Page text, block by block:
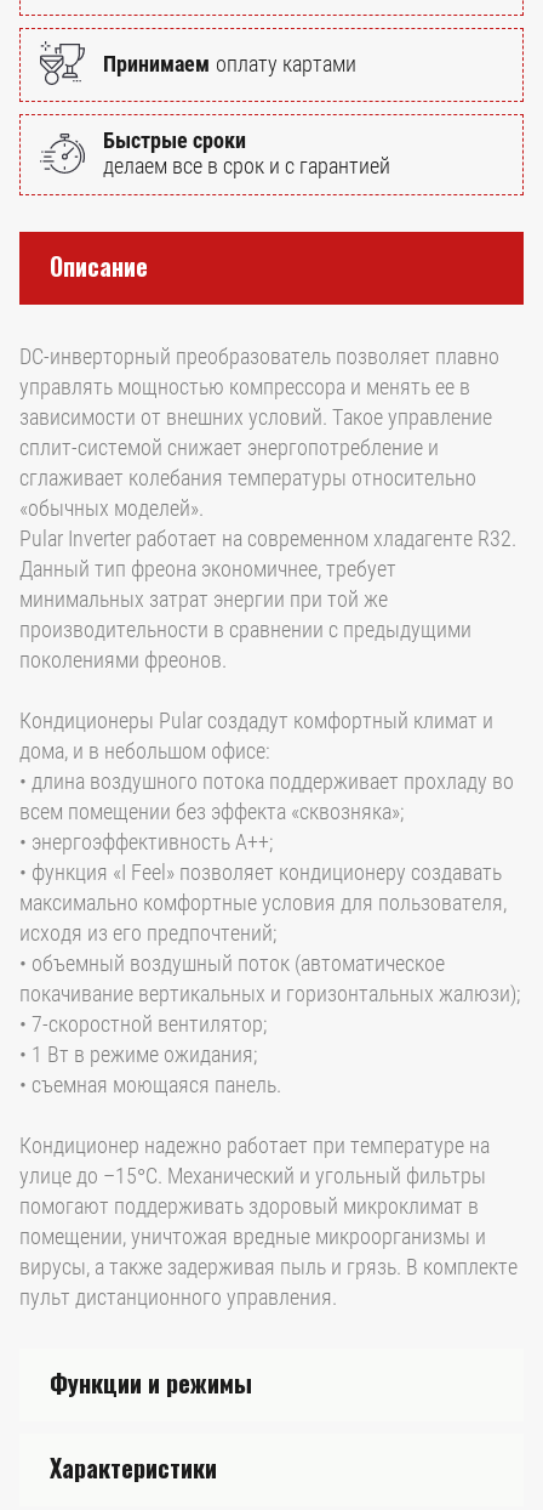
Принимаем оплату картами
Быстрые сроки
делаем все в срок и с гарантией
Описание
DC-инверторный преобразователь позволяет плавно
управлять мощностью компрессора и менять ее в
зависимости от внешних условий. Такое управление
сплит-системой снижает энергопотребление и
сглаживает колебания температуры относительно
«обычных моделей».
Pular Inverter работает на современном хладагенте R32.
Данный тип фреона экономичнее, требует
минимальных затрат энергии при той же
производительности в сравнении с предыдущими
поколениями фреонов.
Кондиционеры Pular создадут комфортный климат и
дома, и в небольшом офисе:
• длина воздушного потока поддерживает прохладу во
всем помещении без эффекта «сквозняка»;
• энергоэффективность А++;
• функция «I Feel» позволяет кондиционеру создавать
максимально комфортные условия для пользователя,
исходя из его предпочтений;
• объемный воздушный поток (автоматическое
покачивание вертикальных и горизонтальных жалюзи);
• 7-скоростной вентилятор;
• 1 Вт в режиме ожидания;
• съемная моющаяся панель.
Кондиционер надежно работает при температуре на
улице до –15°С. Механический и угольный фильтры
помогают поддерживать здоровый микроклимат в
помещении, уничтожая вредные микроорганизмы и
вирусы, а также задерживая пыль и грязь. В комплекте
пульт дистанционного управления.
Функции и режимы
Характеристики